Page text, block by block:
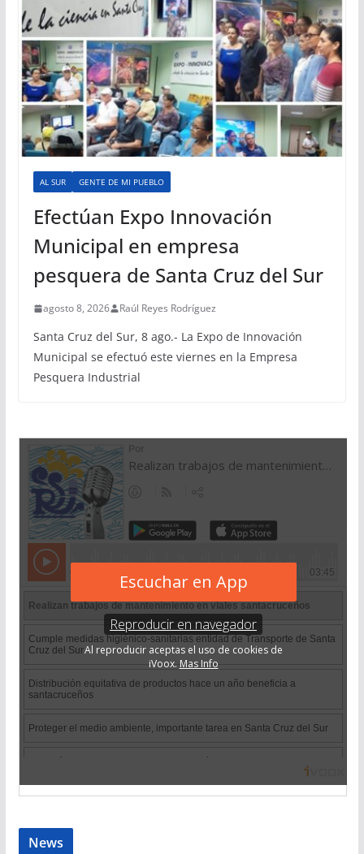
AL SUR GENTE DE MI PUEBLO
Efectúan Expo Innovación
Municipal en empresa
pesquera de Santa Cruz del Sur
agosto 8, 2026 Raúl Reyes Rodríguez
Santa Cruz del Sur, 8 ago.- La Expo de Innovación
Municipal se efectuó este viernes en la Empresa
Pesquera Industrial
News